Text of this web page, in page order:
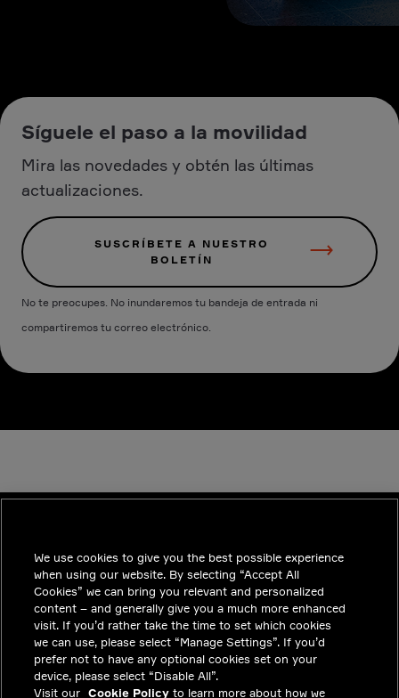
Síguele el paso a la movilidad
Mira las novedades y obtén las últimas
actualizaciones.
SUSCRÍBETE A NUESTRO
BOLETÍN
No te preocupes. No inundaremos tu bandeja de entrada ni
compartiremos tu correo electrónico.
INDUSTRIES
TENDENCIAS
SOLUCIONES
CARRERAS
INVERSIONISTAS
We use cookies to give you the best possible experience
when using our website. By selecting “Accept All
Cookies” we can bring you relevant and personalized
content – and generally give you a much more enhanced
visit. If you’d rather take the time to set which cookies
we can use, please select “Manage Settings”. If you’d
prefer not to have any optional cookies set on your
device, please select “Disable All”.
Visit our Cookie Policy to learn more about how we